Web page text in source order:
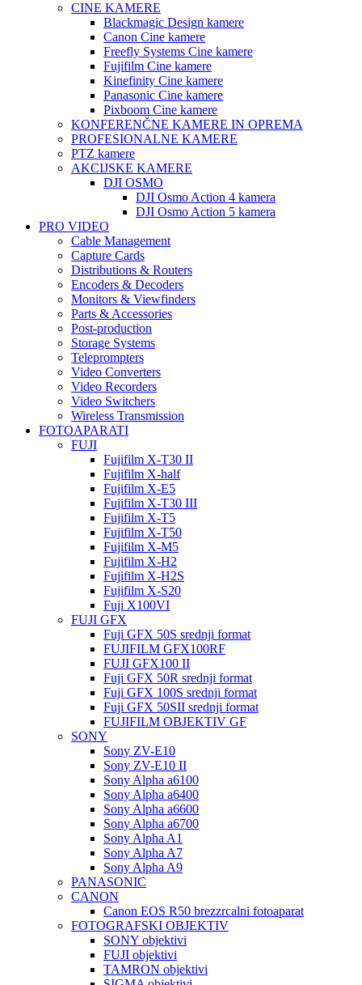
CINE KAMERE
Blackmagic Design kamere
Canon Cine kamere
Freefly Systems Cine kamere
Fujifilm Cine kamere
Kinefinity Cine kamere
Panasonic Cine kamere
Pixboom Cine kamere
KONFERENČNE KAMERE IN OPREMA
PROFESIONALNE KAMERE
PTZ kamere
AKCIJSKE KAMERE
DJI OSMO
DJI Osmo Action 4 kamera
DJI Osmo Action 5 kamera
PRO VIDEO
Cable Management
Capture Cards
Distributions & Routers
Encoders & Decoders
Monitors & Viewfinders
Parts & Accessories
Post-production
Storage Systems
Teleprompters
Video Converters
Video Recorders
Video Switchers
Wireless Transmission
FOTOAPARATI
FUJI
Fujifilm X-T30 II
Fujifilm X-half
Fujifilm X-E5
Fujifilm X-T30 III
Fujifilm X-T5
Fujifilm X-T50
Fujifilm X-M5
Fujifilm X-H2
Fujifilm X-H2S
Fujifilm X-S20
Fuji X100VI
FUJI GFX
Fuji GFX 50S srednji format
FUJIFILM GFX100RF
FUJI GFX100 II
Fuji GFX 50R srednji format
Fuji GFX 100S srednji format
Fuji GFX 50SII srednji format
FUJIFILM OBJEKTIV GF
SONY
Sony ZV-E10
Sony ZV-E10 II
Sony Alpha a6100
Sony Alpha a6400
Sony Alpha a6600
Sony Alpha a6700
Sony Alpha A1
Sony Alpha A7
Sony Alpha A9
PANASONIC
CANON
Canon EOS R50 brezzrcalni fotoaparat
FOTOGRAFSKI OBJEKTIV
SONY objektivi
FUJI objektivi
TAMRON objektivi